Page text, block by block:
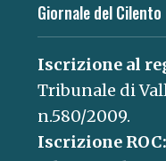
Giornale del Cilento
Iscrizione al
Tribunale di
n.580/2009.
Iscrizione ROC: